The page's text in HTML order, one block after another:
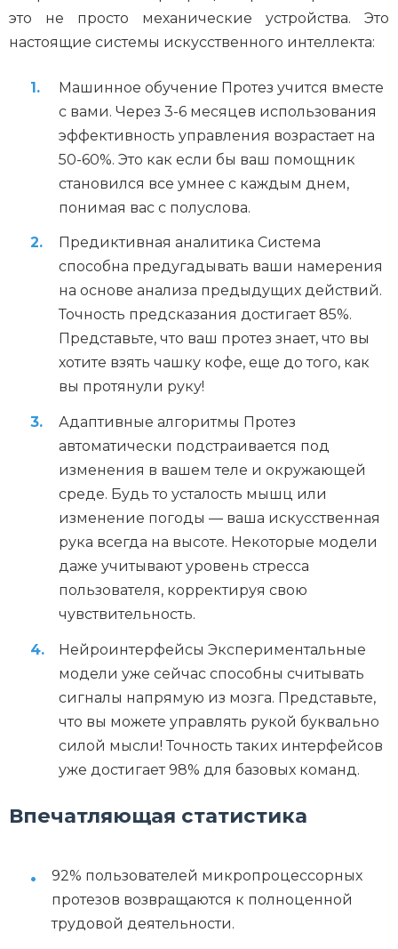
это не просто механические устройства. Это
настоящие системы искусственного интеллекта:
Машинное обучение Протез учится вместе
с вами. Через 3-6 месяцев использования
эффективность управления возрастает на
50-60%. Это как если бы ваш помощник
становился все умнее с каждым днем,
понимая вас с полуслова.
Предиктивная аналитика Система
способна предугадывать ваши намерения
на основе анализа предыдущих действий.
Точность предсказания достигает 85%.
Представьте, что ваш протез знает, что вы
хотите взять чашку кофе, еще до того, как
вы протянули руку!
Адаптивные алгоритмы Протез
автоматически подстраивается под
изменения в вашем теле и окружающей
среде. Будь то усталость мышц или
изменение погоды — ваша искусственная
рука всегда на высоте. Некоторые модели
даже учитывают уровень стресса
пользователя, корректируя свою
чувствительность.
Нейроинтерфейсы Экспериментальные
модели уже сейчас способны считывать
сигналы напрямую из мозга. Представьте,
что вы можете управлять рукой буквально
силой мысли! Точность таких интерфейсов
уже достигает 98% для базовых команд.
Впечатляющая статистика
92% пользователей микропроцессорных
протезов возвращаются к полноценной
трудовой деятельности.